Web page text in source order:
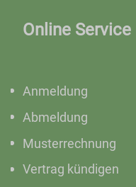
Online Service
Anmeldung
Abmeldung
Musterrechnung
Vertrag kündigen